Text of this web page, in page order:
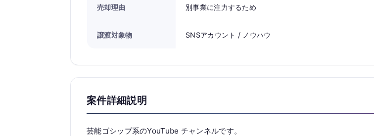
売却理由 別事業に注力するため
譲渡対象物 SNSアカウント / ノウハウ
案件詳細説明
芸能ゴシップ系のYouTube チャンネルです。